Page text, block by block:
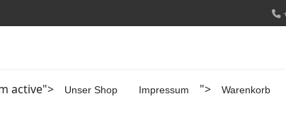
active"> Unser Shop Impressum "> Warenkorb